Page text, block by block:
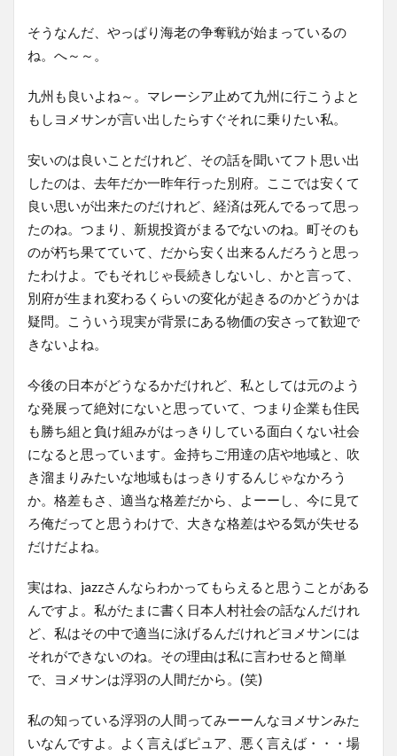
そうなんだ、やっぱり海老の争奪戦が始まっているの
ね。へ～～。
九州も良いよね～。マレーシア止めて九州に行こうよと
もしヨメサンが言い出したらすぐそれに乗りたい私。
安いのは良いことだけれど、その話を聞いてフト思い出
したのは、去年だか一昨年行った別府。ここでは安くて
良い思いが出来たのだけれど、経済は死んでるって思っ
たのね。つまり、新規投資がまるでないのね。町そのも
のが朽ち果てていて、だから安く出来るんだろうと思っ
たわけよ。でもそれじゃ長続きしないし、かと言って、
別府が生まれ変わるくらいの変化が起きるのかどうかは
疑問。こういう現実が背景にある物価の安さって歓迎で
きないよね。
今後の日本がどうなるかだけれど、私としては元のよう
な発展って絶対にないと思っていて、つまり企業も住民
も勝ち組と負け組みがはっきりしている面白くない社会
になると思っています。金持ちご用達の店や地域と、吹
き溜まりみたいな地域もはっきりするんじゃなかろう
か。格差もさ、適当な格差だから、よーーし、今に見て
ろ俺だってと思うわけで、大きな格差はやる気が失せる
だけだよね。
実はね、jazzさんならわかってもらえると思うことがある
んですよ。私がたまに書く日本人村社会の話なんだけれ
ど、私はその中で適当に泳げるんだけれどヨメサンには
それができないのね。その理由は私に言わせると簡単
で、ヨメサンは浮羽の人間だから。(笑)
私の知っている浮羽の人間ってみーーんなヨメサンみた
いなんですよ。よく言えばピュア、悪く言えば・・・場